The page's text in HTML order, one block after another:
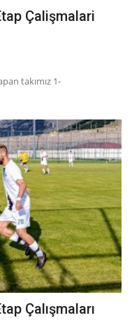
Çalişmalari
takımız 1-
Çalışmaları